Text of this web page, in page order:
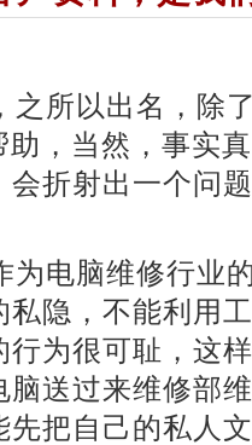
所以出名，除
助，当然，事实
折射出一个问
电脑维修行业
隐，不能利用
为很可耻，这
送过来维修部
把自己的私人